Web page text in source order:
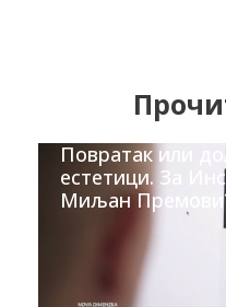
Повратак или
естетици. За
Миљан